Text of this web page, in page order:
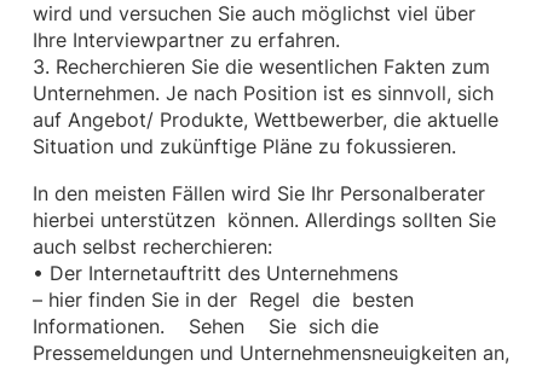
wird und versuchen Sie auch möglichst viel über
Ihre Interviewpartner zu erfahren.
3. Recherchieren Sie die wesentlichen Fakten zum
Unternehmen. Je nach Position ist es sinnvoll, sich
auf Angebot/ Produkte, Wettbewerber, die aktuelle
Situation und zukünftige Pläne zu fokussieren.
In den meisten Fällen wird Sie Ihr Personalberater
hierbei unterstützen können. Allerdings sollten Sie
auch selbst recherchieren:
• Der Internetauftritt des Unternehmens
– hier finden Sie in der Regel die besten
Informationen. Sehen Sie sich die
Pressemeldungen und Unternehmensneuigkeiten an,